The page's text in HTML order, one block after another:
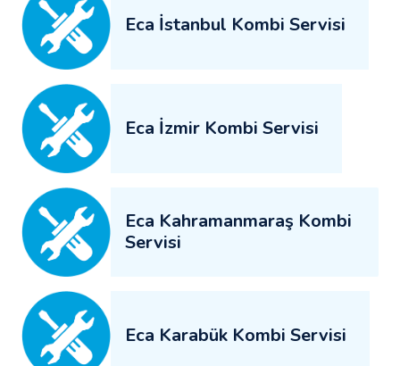
Eca İstanbul Kombi Servisi
Eca İzmir Kombi Servisi
Eca Kahramanmaraş Kombi
Servisi
Eca Karabük Kombi Servisi